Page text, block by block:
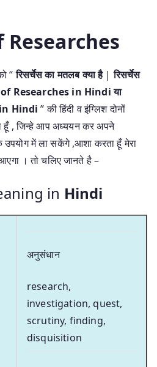
“रिसर्चेस का मतलब क्या है|रिसर्चेस
of Researches in Hindi या
Hindi ” की हिंदी व इंग्लिश दोनों
हूँ , जिन्हे आप अध्ययन कर अपने
के उपयोग में ला सकेंगे ,आशा करता हूँ मेरा
। तो चलिए जानते है –
in Hindi
अनुसंधान
research,
investigation, quest,
scrutiny, finding,
disquisition